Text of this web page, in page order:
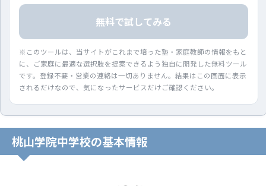
無料で試してみる
※このツールは、当サイトがこれまで培った塾・家庭教師の情報をもと
に、ご家庭に最適な選択肢を提案できるよう独自に開発した無料ツール
です。登録不要・営業の連絡は一切ありません。結果はこの画面に表示
されるだけなので、気になったサービスだけご確認ください。
桃山学院中学校の基本情報